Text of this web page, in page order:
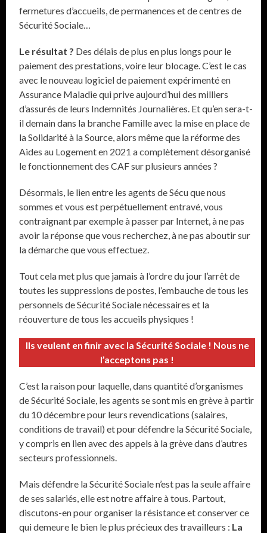
fermetures d’accueils, de permanences et de centres de
Sécurité Sociale…
Le résultat ? Des délais de plus en plus longs pour le
paiement des prestations, voire leur blocage. C’est le cas
avec le nouveau logiciel de paiement expérimenté en
Assurance Maladie qui prive aujourd’hui des milliers
d’assurés de leurs Indemnités Journalières. Et qu’en sera-t-
il demain dans la branche Famille avec la mise en place de
la Solidarité à la Source, alors même que la réforme des
Aides au Logement en 2021 a complètement désorganisé
le fonctionnement des CAF sur plusieurs années ?
Désormais, le lien entre les agents de Sécu que nous
sommes et vous est perpétuellement entravé, vous
contraignant par exemple à passer par Internet, à ne pas
avoir la réponse que vous recherchez, à ne pas aboutir sur
la démarche que vous effectuez.
Tout cela met plus que jamais à l’ordre du jour l’arrêt de
toutes les suppressions de postes, l’embauche de tous les
personnels de Sécurité Sociale nécessaires et la
réouverture de tous les accueils physiques !
Ils veulent en finir avec la Sécurité Sociale ! Nous ne
l’acceptons pas !
C’est la raison pour laquelle, dans quantité d’organismes
de Sécurité Sociale, les agents se sont mis en grève à partir
du 10 décembre pour leurs revendications (salaires,
conditions de travail) et pour défendre la Sécurité Sociale,
y compris en lien avec des appels à la grève dans d’autres
secteurs professionnels.
Mais défendre la Sécurité Sociale n’est pas la seule affaire
de ses salariés, elle est notre affaire à tous. Partout,
discutons-en pour organiser la résistance et conserver ce
qui demeure le bien le plus précieux des travailleurs : La